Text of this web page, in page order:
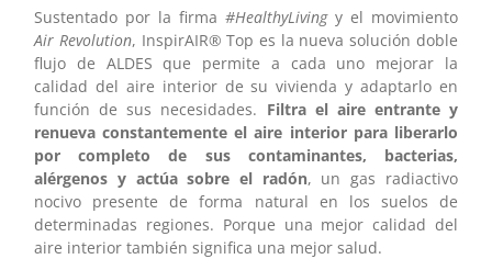
Sustentado por la firma #HealthyLivingy el movimiento
Air Revolution, InspirAIR® Top es la nueva solución doble
flujo de ALDES que permite a cada uno mejorar la
calidad del aire interior de su vivienda y adaptarlo en
función de sus necesidades. Filtra el aire entrante y
renueva constantemente el aire interior para liberarlo
por completo de sus contaminantes, bacterias,
alérgenos y actúa sobre el radón, un gas radiactivo
nocivo presente de forma natural en los suelos de
determinadas regiones. Porque una mejor calidad del
aire interior también significa una mejor salud.